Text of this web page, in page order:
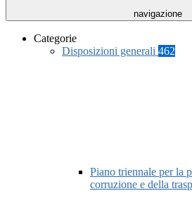
navigazione
Categorie
Disposizioni generali 462
Piano triennale per la
corruzione e della